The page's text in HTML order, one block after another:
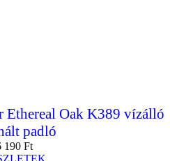
Ethereal Oak K389 vízálló
padló
190 Ft